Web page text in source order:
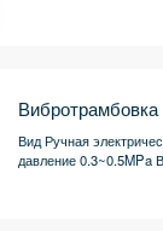
Вибротрамбовка
Вид Ручная
давление 0.3~0.5MPa